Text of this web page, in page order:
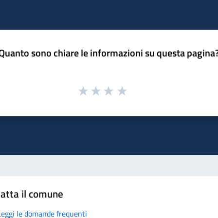
sono chiare le informazioni su questa
il comune
le domande frequenti